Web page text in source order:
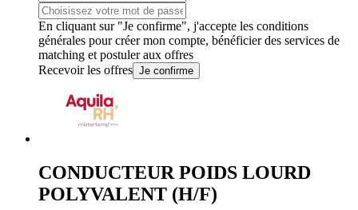
En cliquant sur "Je confirme", j'accepte les conditions
générales pour créer mon compte, bénéficier des services de
matching et postuler aux offres
Recevoir les offres Je confirme
CONDUCTEUR POIDS LOURD
POLYVALENT (H/F)